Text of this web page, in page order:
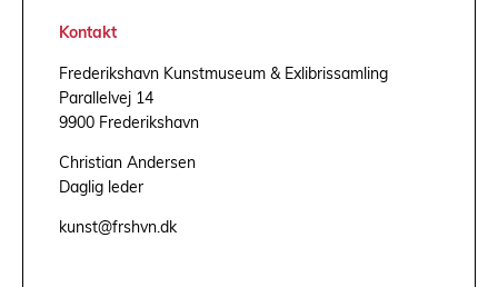
Kontakt
Frederikshavn Kunstmuseum & Exlibrissamling
Parallelvej 14
9900 Frederikshavn
Christian Andersen
Daglig leder
kunst@frshvn.dk